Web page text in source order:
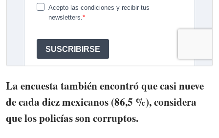
La encuesta también encontró que casi nueve
de cada diez mexicanos (86,5 %), considera
que los policías son corruptos.